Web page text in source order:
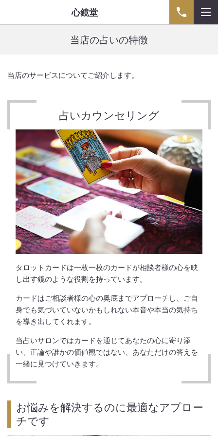
心鏡堂
当店の占いの特徴
当店のサービスについてご紹介します。
占いカウンセリング
タロットカードは一枚一枚のカードが相談者様の心を映
し出す鏡のような役割を持っています。
カードはご相談者様の心の奥底までアプローチし、ご自
身でも気づいていないかもしれない本音や本当の気持ち
を導き出してくれます。
当占いサロンではカードを通じてあなたの心に寄り添
い、正論や誰かの価値観ではない、あなただけの答えを
一緒に見つけていきます。
お悩みを解決するのに最適なアプロー
チです